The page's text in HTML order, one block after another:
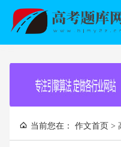
当前您在： 作文首页 >